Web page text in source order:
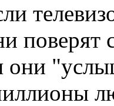
поверят
они